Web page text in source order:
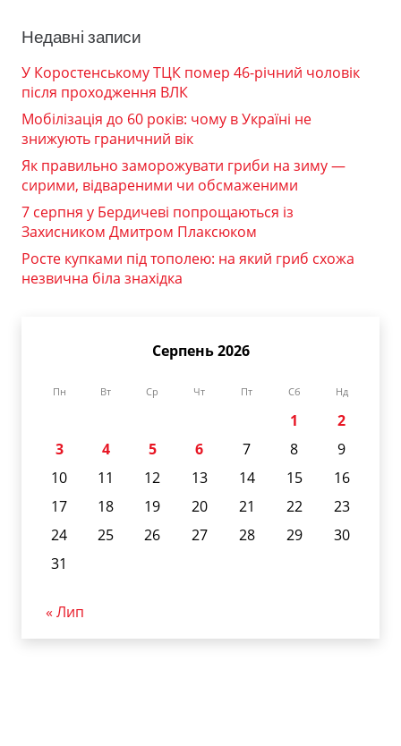
Недавні записи
У Коростенському ТЦК помер 46-річний чоловік
після проходження ВЛК
Мобілізація до 60 років: чому в Україні не
знижують граничний вік
Як правильно заморожувати гриби на зиму —
сирими, відвареними чи обсмаженими
7 серпня у Бердичеві попрощаються із
Захисником Дмитром Плаксюком
Росте купками під тополею: на який гриб схожа
незвична біла знахідка
Серпень 2026
Пн Вт Ср Чт Пт Сб Нд
1
2
3
4 5 6 7 8
9
10
11 12 13 14 15
16
17
18 19 20 21 22
23
24
25 26 27 28 29
30
31
« Лип